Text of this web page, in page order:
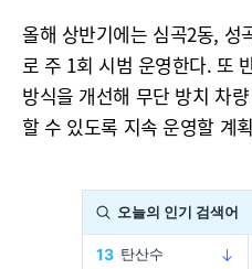
올해 상반기에는 심곡2동, 성
로 주 1회 시범 운영한다. 또
방식을 개선해 무단 방치 차
할 수 있도록 지속 운영할 계